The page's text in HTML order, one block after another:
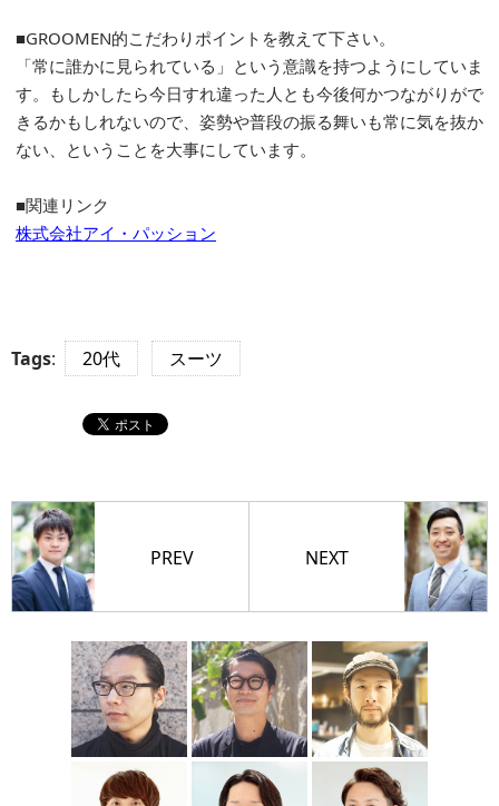
■GROOMEN的こだわりポイントを教えて下さい。
「常に誰かに見られている」という意識を持つようにしていま
す。もしかしたら今日すれ違った人とも今後何かつながりがで
きるかもしれないので、姿勢や普段の振る舞いも常に気を抜か
ない、ということを大事にしています。
■関連リンク
株式会社アイ・パッション
Tags: 20代 スーツ
PREV NEXT